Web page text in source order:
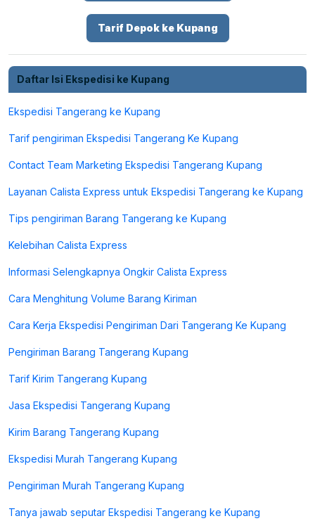
Tarif Depok ke Kupang
Daftar Isi Ekspedisi ke Kupang
Ekspedisi Tangerang ke Kupang
Tarif pengiriman Ekspedisi Tangerang Ke Kupang
Contact Team Marketing Ekspedisi Tangerang Kupang
Layanan Calista Express untuk Ekspedisi Tangerang ke Kupang
Tips pengiriman Barang Tangerang ke Kupang
Kelebihan Calista Express
Informasi Selengkapnya Ongkir Calista Express
Cara Menghitung Volume Barang Kiriman
Cara Kerja Ekspedisi Pengiriman Dari Tangerang Ke Kupang
Pengiriman Barang Tangerang Kupang
Tarif Kirim Tangerang Kupang
Jasa Ekspedisi Tangerang Kupang
Kirim Barang Tangerang Kupang
Ekspedisi Murah Tangerang Kupang
Pengiriman Murah Tangerang Kupang
Tanya jawab seputar Ekspedisi Tangerang ke Kupang